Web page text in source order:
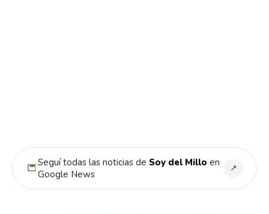
Seguí todas las noticias de Soy del Millo en
Google News
↗